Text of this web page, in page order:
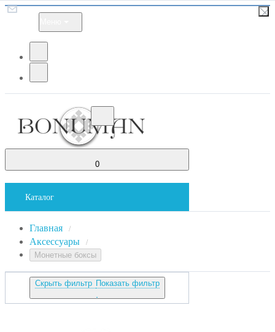
0
Каталог
Главная /
Аксессуары /
Монетные боксы
Скрыть фильтр Показать фильтр